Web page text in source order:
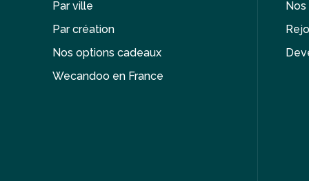
Par ville
Par création
Nos options cadeaux
Wecandoo en France
Nos